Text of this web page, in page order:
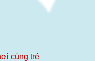
cùng trẻ